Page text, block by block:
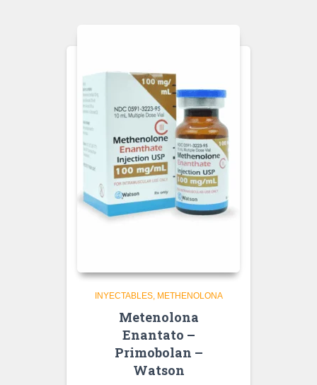
INYECTABLES METHENOLONA
Metenolona
Enantato –
Primobolan –
Watson